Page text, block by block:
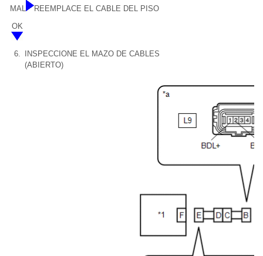
MAL
REEMPLACE EL CABLE DEL PISO
OK
6.
INSPECCIONE EL MAZO DE CABLES
(ABIERTO)